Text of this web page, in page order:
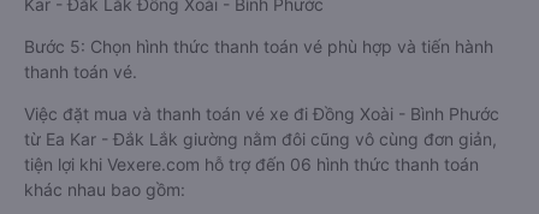
Kar - Đắk Lắk Đồng Xoài - Bình Phước
Bước 5: Chọn hình thức thanh toán vé phù hợp và tiến hành
thanh toán vé.
Việc đặt mua và thanh toán vé xe đi Đồng Xoài - Bình Phước
từ Ea Kar - Đắk Lắk giường nằm đôi cũng vô cùng đơn giản,
tiện lợi khi Vexere.com hỗ trợ đến 06 hình thức thanh toán
khác nhau bao gồm: